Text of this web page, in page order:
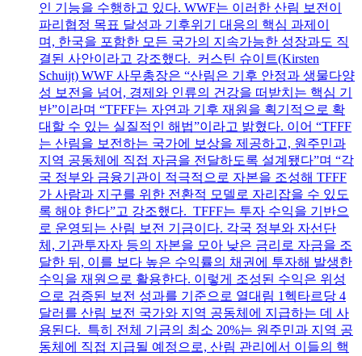
인 기능을 수행하고 있다. WWF는 이러한 산림 보전이
파리협정 목표 달성과 기후위기 대응의 핵심 과제이
며, 한국을 포함한 모든 국가의 지속가능한 성장과도 직
결된 사안이라고 강조했다. 커스틴 슈이트(Kirsten
Schuijt) WWF 사무총장은 “산림은 기후 안정과 생물다양
성 보전을 넘어, 경제와 인류의 건강을 떠받치는 핵심 기
반”이라며 “TFFF는 자연과 기후 재원을 획기적으로 확
대할 수 있는 실질적인 해법”이라고 밝혔다. 이어 “TFFF
는 산림을 보전하는 국가에 보상을 제공하고, 원주민과
지역 공동체에 직접 자금을 전달하도록 설계됐다”며 “각
국 정부와 금융기관이 적극적으로 자본을 조성해 TFFF
가 사람과 지구를 위한 전환적 모델로 자리잡을 수 있도
록 해야 한다”고 강조했다. TFFF는 투자 수익을 기반으
로 운영되는 산림 보전 기금이다. 각국 정부와 자선단
체, 기관투자자 등의 자본을 모아 낮은 금리로 자금을 조
달한 뒤, 이를 보다 높은 수익률의 채권에 투자해 발생한
수익을 재원으로 활용한다. 이렇게 조성된 수익은 위성
으로 검증된 보전 성과를 기준으로 열대림 1헥타르당 4
달러를 산림 보전 국가와 지역 공동체에 지급하는 데 사
용된다. 특히 전체 기금의 최소 20%는 원주민과 지역 공
동체에 직접 지급될 예정으로, 산림 관리에서 이들의 핵